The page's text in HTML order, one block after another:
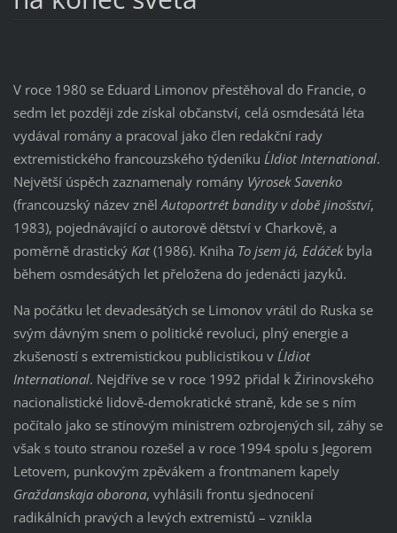
V roce 1980 se Eduard Limonov přestěhoval do Francie, o
sedm let později zde získal občanství, celá osmdesátá léta
vydával romány a pracoval jako člen redakční rady
extremistického francouzského týdeníku L´Idiot International.
Největší úspěch zaznamenaly romány Výrosek Savenko
(francouzský název zněl Autoportrét bandity v době jinošství,
1983), pojednávající o autorově dětství v Charkově, a
poměrně drastický Kat(1986). Kniha To jsem já, Edáčekbyla
během osmdesátých let přeložena do jedenácti jazyků.
Na počátku let devadesátých se Limonov vrátil do Ruska se
svým dávným snem o politické revoluci, plný energie a
zkušeností s extremistickou publicistikou v L´Idiot
International. Nejdříve se v roce 1992 přidal k Žirinovského
nacionalistické lidově-demokratické straně, kde se s ním
počítalo jako se stínovým ministrem ozbrojených sil, záhy se
však s touto stranou rozešel a v roce 1994 spolu s Jegorem
Letovem, punkovým zpěvákem a frontmanem kapely
Graždanskaja oborona, vyhlásili frontu sjednocení
radikálních pravých a levých extremistů – vznikla